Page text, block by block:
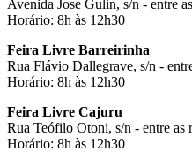
Avenida José Gulin, s/n - entre
Horário: 8h às 12h30
Feira Livre Barreirinha
Rua Flávio Dallegrave, s/n -
Horário: 8h às 12h30
Feira Livre Cajuru
Rua Teófilo Otoni, s/n - entre as
Horário: 8h às 12h30